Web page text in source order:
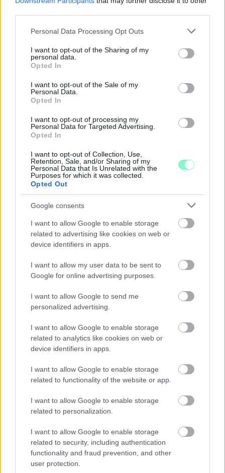
Please note that this website/app uses one or more Google
not limited to your visit or usage behaviour. You may click to
grant or deny consent to Google and its third-party tags to
use your data for below specified purposes in below Google
consent section.
Personal Data Processing Opt Outs
I want to opt-out of the Sharing of my
personal data.
Opted In
I want to opt-out of the Sale of my
Personal Data.
Opted In
I want to opt-out of processing my
Personal Data for Targeted Advertising.
Opted In
I want to opt-out of Collection, Use,
Retention, Sale, and/or Sharing of my
Personal Data that Is Unrelated with the
Purposes for which it was collected.
Opted Out
Google consents
I want to allow Google to enable storage
related to advertising like cookies on web or
device identifiers in apps.
I want to allow my user data to be sent to
Google for online advertising purposes.
I want to allow Google to send me
personalized advertising.
I want to allow Google to enable storage
related to analytics like cookies on web or
device identifiers in apps.
I want to allow Google to enable storage
related to functionality of the website or app.
I want to allow Google to enable storage
related to personalization.
I want to allow Google to enable storage
related to security, including authentication
functionality and fraud prevention, and other
user protection.
MEGYEI TISZA SZIGET-TALÁLKOZÓ ERŐSÍTETTE A
RENDSZERVÁLTÓ ÖSSZEFOGÁST
Közéleti szereplők, szakpolitikai előadások és közösségi
programok is helyet kaptak a Győr-Moson-Sopron megyei TISZA
Szigetek egész napos találkozóján.
JÁRVÁNYÜGYI KARANTÉN ALATT ÁLLÓ TELEPRE -
MEGRÓTTA ŐKET A GYŐRI ÜGYÉSZSÉG
Két fiatalkorú is volt a háromfős társaságban, akik a
figyelmeztető táblák ellenére mentek be egy Mosonmagyaróvár